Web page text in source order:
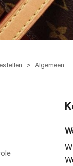
Algemeen